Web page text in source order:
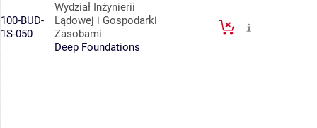
100-BUD-
1S-050
Wydział Inżynierii
Lądowej i Gospodarki
Zasobami
Deep Foundations